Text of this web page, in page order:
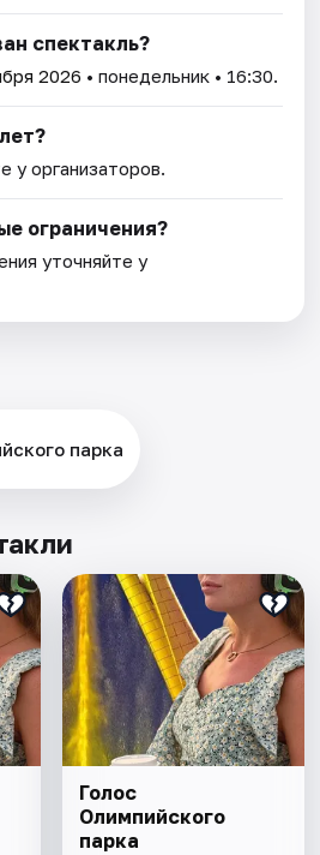
спектакль?
2026 • понедельник • 16:30.
у организаторов.
ограничения?
уточняйте у
парка
Голос
Олимпийского
парка